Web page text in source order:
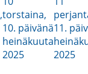
torstaina,
10. päivänä
heinäkuuta
2025
11.
2025